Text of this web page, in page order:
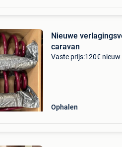
Nieuwe
caravan
Vaste prijs:120€
Ophalen